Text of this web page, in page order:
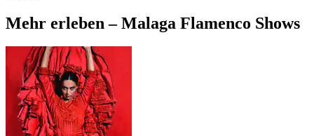
Mehr erleben – Malaga Flamenco Shows